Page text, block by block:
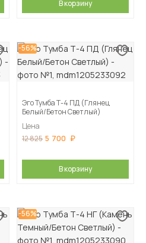
В корзину
-56%
Эго Тумба Т-4 ПД (Глянец
Белый/Бетон Светлый)
Цена
12 825 5 700
В корзину
-56%